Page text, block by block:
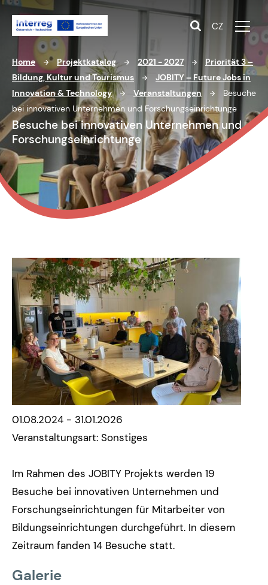
CZ
Home Projektkatalog 2021 - 2027
Priorität 3 –
Bildung, Kultur und Tourismus
JOBITY – Future Jobs in
Innovation & Technology
Veranstaltungen
Besuche
bei innovativen Unternehmen und Forschungseinrichtunge
Besuche bei innovativen Unternehmen und
Forschungseinrichtunge
01.08.2024 - 31.01.2026
Veranstaltungsart: Sonstiges
Im Rahmen des JOBITY Projekts werden 19
Besuche bei innovativen Unternehmen und
Forschungseinrichtungen für Mitarbeiter von
Bildungseinrichtungen durchgeführt. In diesem
Zeitraum fanden 14 Besuche statt.
Galerie